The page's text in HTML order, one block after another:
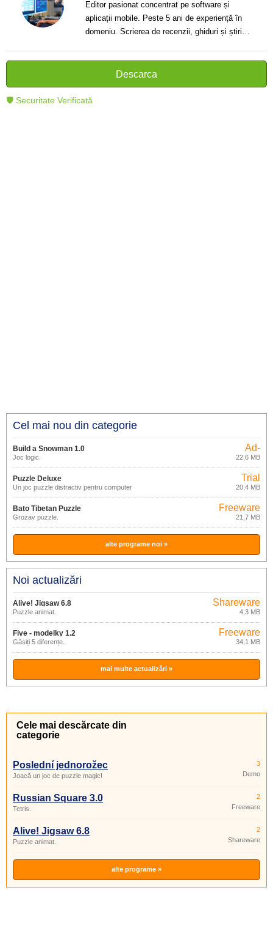
Editor pasionat concentrat pe software și
aplicații mobile. Peste 5 ani de experiență în
domeniu. Scrierea de recenzii, ghiduri și știri.
cititorii să înțeleagă și să folosească mai bine
tehnologia modernă.
Descarca
🛡 Securitate Verificată
Cel mai nou din categorie
Build a Snowman 1.0
Joc logic.
Ad-
supported
22,6 MB
Puzzle Deluxe
Un joc puzzle distractiv pentru computer
pentru întreaga familie.
Trial
20,4 MB
Bato Tibetan Puzzle
Grozav puzzle.
Freeware
21,7 MB
alte programe noi »
Noi actualizări
Alive! Jigsaw 6.8
Puzzle animat.
Shareware
4,3 MB
Five - modelky 1.2
Găsiți 5 diferențe.
Freeware
34,1 MB
mai multe actualizări »
Cele mai descărcate din
categorie
Poslední jednorožec
Joacă un joc de puzzle magic!
3
Demo
Russian Square 3.0
Tetris.
2
Freeware
Alive! Jigsaw 6.8
Puzzle animat.
2
Shareware
alte programe »